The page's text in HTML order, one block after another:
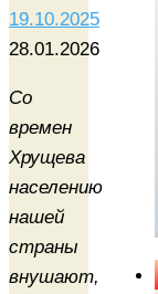
19.10.2025
28.01.2026
Со
времен
Хрущева
населению
нашей
страны
внушают,